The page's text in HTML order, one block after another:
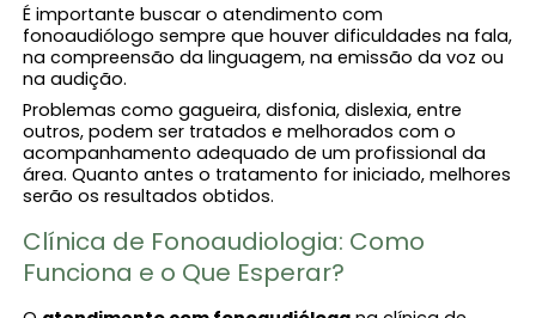
É importante buscar o atendimento com
fonoaudiólogo sempre que houver dificuldades na fala,
na compreensão da linguagem, na emissão da voz ou
na audição.
Problemas como gagueira, disfonia, dislexia, entre
outros, podem ser tratados e melhorados com o
acompanhamento adequado de um profissional da
área. Quanto antes o tratamento for iniciado, melhores
serão os resultados obtidos.
Clínica de Fonoaudiologia: Como
Funciona e o Que Esperar?